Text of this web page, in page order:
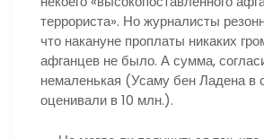
террориста». Но журналисты
что накануне проплаты никаких
афганцев не было. А сумма,
немаленькая (Усаму бен Ладена в
оценивали в 10 млн.).